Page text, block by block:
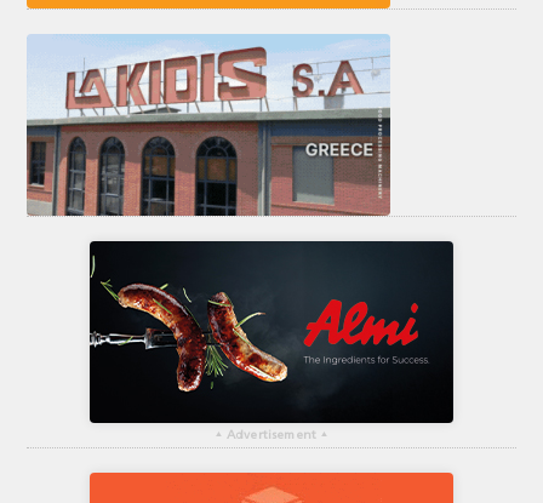
▴ Advertisement ▴